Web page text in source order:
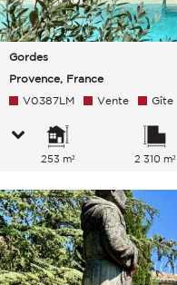
Gordes
Provence, France
V0387LM Vente Gîte
253 m² 2 310 m²